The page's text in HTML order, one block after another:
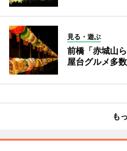
見る・遊ぶ
前橋「赤城山
屋台グルメ多数
も